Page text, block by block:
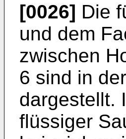
[0026] Die
und dem
zwischen
6 sind in
dargestellt.
flüssiger